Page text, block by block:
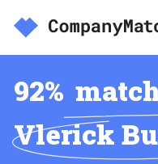
92%
Vlerick